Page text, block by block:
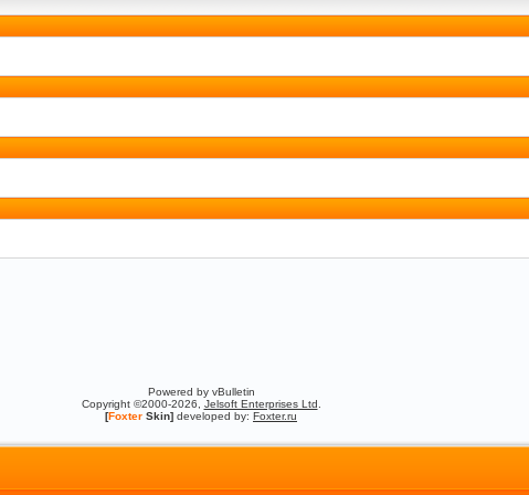
Powered by vBulletin
Copyright ©2000-2026, Jelsoft Enterprises Ltd
[Foxter Skin] developed by: Foxter.ru